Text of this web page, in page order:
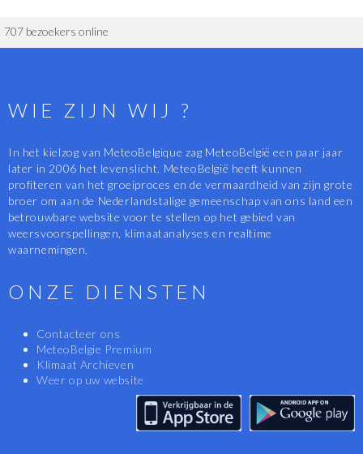
707 bezoekers online
WIE ZIJN WIJ ?
In het kielzog van MeteoBelgique zag MeteoBelgië een paar jaar
later in 2006 het levenslicht. MeteoBelgië heeft kunnen
profiteren van het groeiproces en de vermaardheid van zijn grote
broer om aan de Nederlandstalige gemeenschap van ons land een
betrouwbare website voor te stellen op het gebied van
weersvoorspellingen, klimaatanalyses en realtime
waarnemingen.
ONZE DIENSTEN
Contacteer ons
MeteoBelgie Premium
Klimaat Archieven
Weer op uw website